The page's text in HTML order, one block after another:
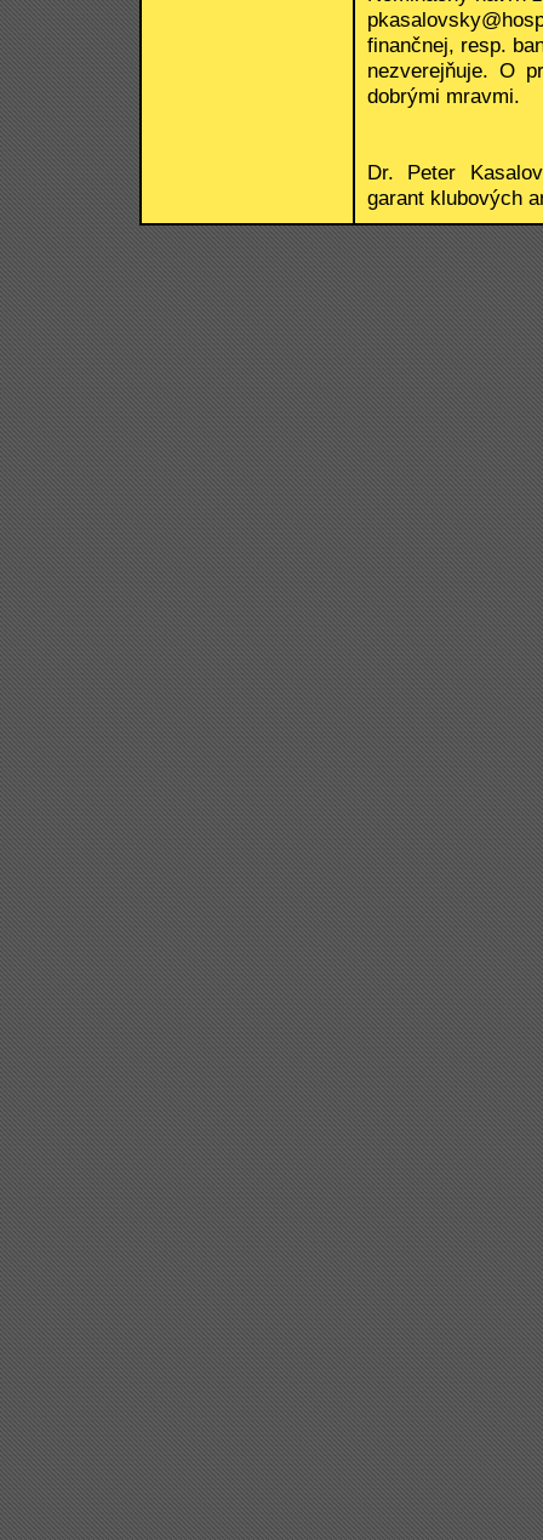
finančnej, resp.
nezverejňuje. O
dobrými mravmi.
Dr. Peter
garant klubových